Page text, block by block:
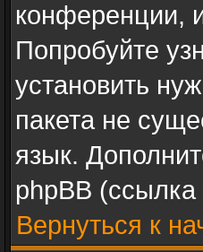
конференции,
Попробуйте
установить
пакета не
язык.
phpBB
Вернуться к